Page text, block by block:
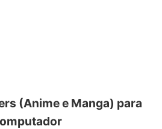
(Anime e Manga) para